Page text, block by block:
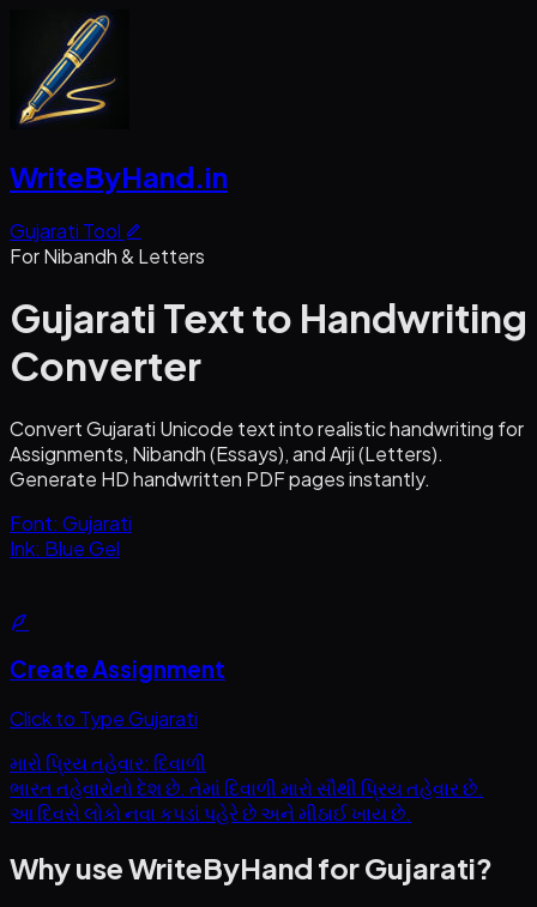
WriteByHand.in
Gujarati Tool
For Nibandh & Letters
Gujarati Text to Handwriting
Converter
Convert Gujarati Unicode text into realistic handwriting for
Assignments, Nibandh (Essays), and Arji (Letters).
Generate HD handwritten PDF pages instantly.
Font: Gujarati
Ink: Blue Gel
Create Assignment
Click to Type Gujarati
મારો પ્રિય તહેવાર: દિવાળી
ભારત તહેવારોનો દેશ છે. તેમાં દિવાળી મારો સૌથી પ્રિય તહેવાર છે.
આ દિવસે લોકો નવા કપડાં પહેરે છે અને મીઠાઈ ખાય છે.
Why use WriteByHand for Gujarati?